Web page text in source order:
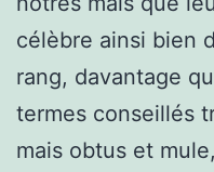
célèbre ainsi bien
rang, davantage
termes conseillés
mais obtus et